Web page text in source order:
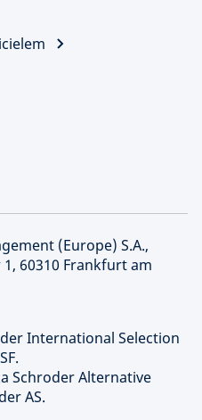
(Europe) S.A.,
60310 Frankfurt am
International Selection
Schroder Alternative
AS.